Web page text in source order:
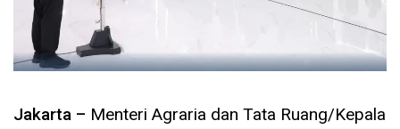
Jakarta – Menteri Agraria dan Tata Ruang/Kepala